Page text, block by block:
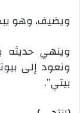
ويضيف، وهو
وينهي حديثه
ونعود إلى
بيتي”.